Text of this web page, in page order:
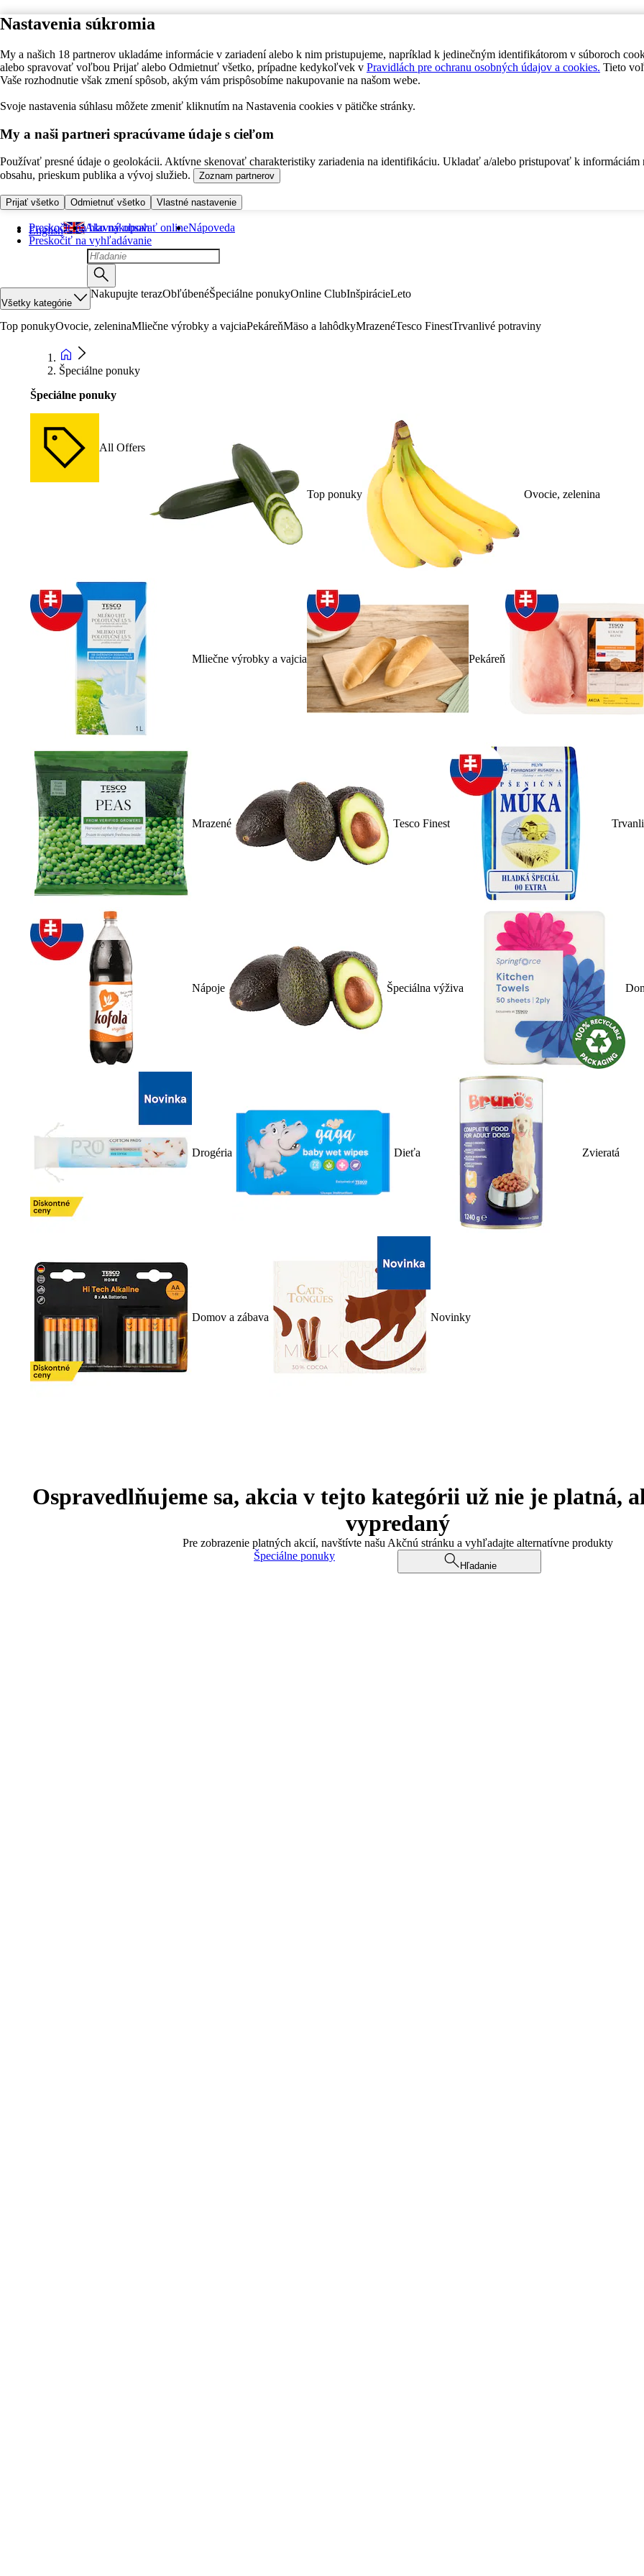
Nastavenia súkromia
My a našich 18 partnerov ukladáme informácie v zariadení alebo k nim pristupujeme, napríklad k jedinečným identifikátorom v súboroch
alebo spravovať voľbou Prijať alebo Odmietnuť všetko, prípadne kedykoľvek v Pravidlách pre ochranu osobných údajov a cookies. Tieto
Vaše rozhodnutie však zmení spôsob, akým vám prispôsobíme nakupovanie na našom webe.
Svoje nastavenia súhlasu môžete zmeniť kliknutím na Nastavenia cookies v pätičke stránky.
My a naši partneri spracúvame údaje s cieľom
Používať presné údaje o geolokácii. Aktívne skenovať charakteristiky zariadenia na identifikáciu. Ukladať a/alebo pristupovať k informáciám
obsahu, prieskum publika a vývoj služieb.
Zoznam partnerov
Prijať všetko Odmietnuť všetko Vlastné nastavenie
Preskočiť na hlavný obsah
Preskočiť na vyhľadávanie
English Ako nakupovať onlineNápoveda
Všetky kategórie
Nakupujte terazObľúbenéŠpeciálne ponukyOnline ClubInšpirácieLeto
Top ponukyOvocie, zeleninaMliečne výrobky a vajciaPekáreňMäso a lahôdkyMrazenéTesco FinestTrvanlivé potraviny
Špeciálne ponuky
Špeciálne ponuky
All Offers
Top ponuky Ovocie, zelenina
Mliečne výrobky a vajcia Pekáreň
Mrazené Tesco Finest
Nápoje Špeciálna výživa
Drogéria Dieťa Zvieratá
Domov a zábava Novinky
Ospravedlňujeme sa, akcia v tejto kategórii už nie je platná,
vypredaný
Pre zobrazenie platných akcií, navštívte našu Akčnú stránku a vyhľadajte alternatívne produkty
Špeciálne ponuky
Hľadanie